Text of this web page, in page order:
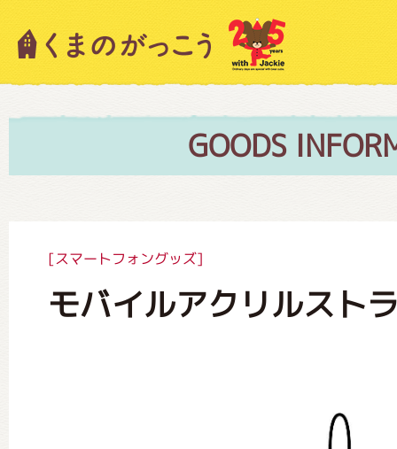
GOODS
[スマートフォングッズ]
モバイルアクリルスト
キャラクター紹介
絵本・作家紹介